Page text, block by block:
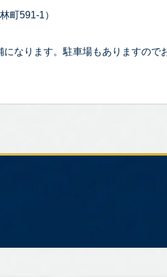
町591-1）
なります。駐車場もありますので